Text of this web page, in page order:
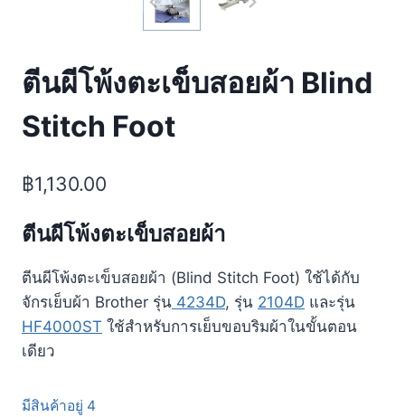
ตีนผีโพ้งตะเข็บสอยผ้า Blind
Stitch Foot
฿1,130.00
ตีนผีโพ้งตะเข็บสอยผ้า
ตีนผีโพ้งตะเข็บสอยผ้า (Blind Stitch Foot) ใช้ได้กับ
จักรเย็บผ้า Brother รุ่น 4234D, รุ่น 2104D และรุ่น
HF4000ST ใช้สำหรับการเย็บขอบริมผ้าในขั้นตอน
เดียว
มีสินค้าอยู่ 4